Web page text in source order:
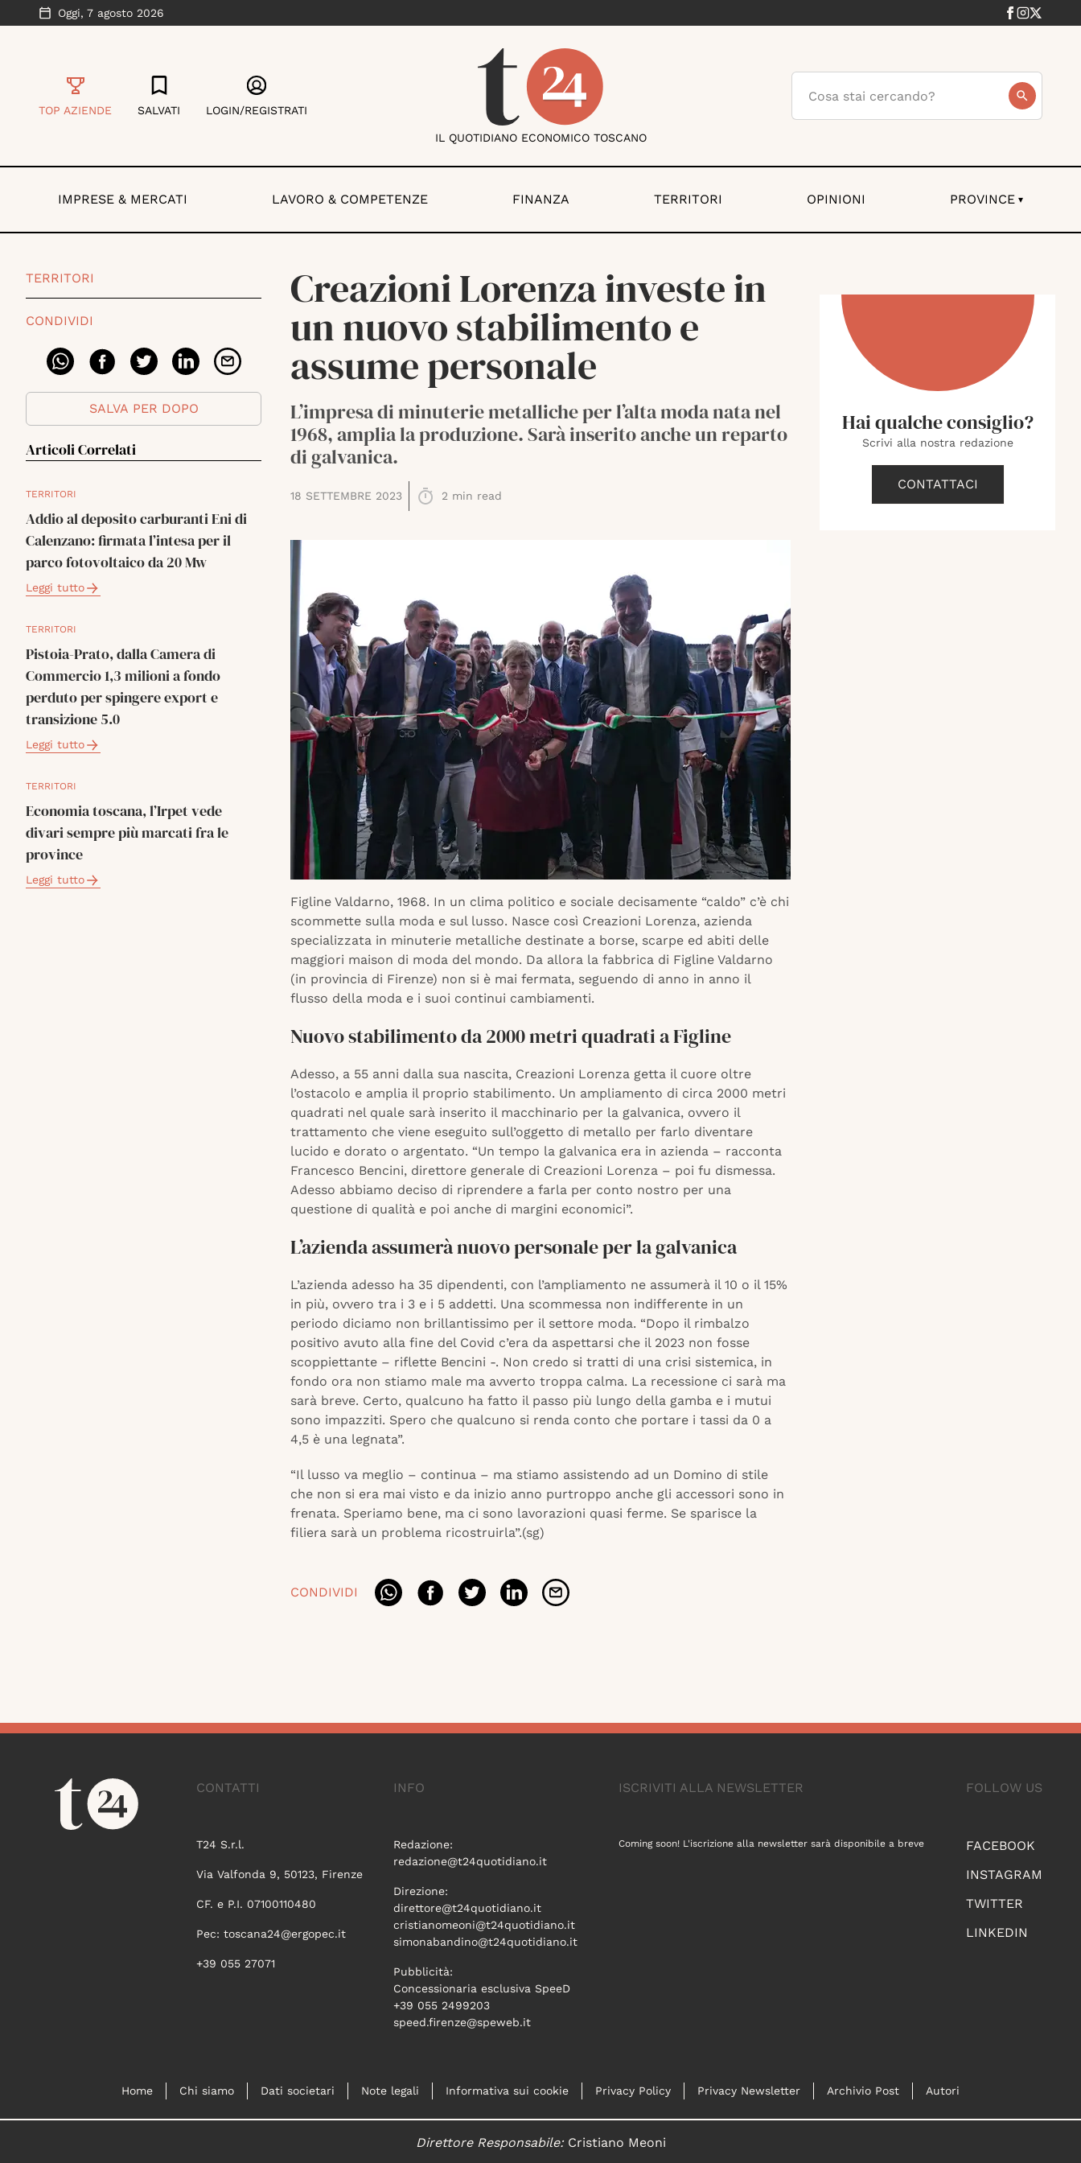
Oggi, 7 agosto 2026
TOP AZIENDE SALVATI LOGIN/REGISTRATI
IL QUOTIDIANO ECONOMICO TOSCANO
IMPRESE & MERCATI LAVORO & COMPETENZE FINANZA TERRITORI OPINIONI PROVINCE ▾
TERRITORI
CONDIVIDI
SALVA PER DOPO
Articoli Correlati
TERRITORI
Addio al deposito carburanti Eni di
Calenzano: firmata l’intesa per il
parco fotovoltaico da 20 Mw
Leggi tutto
TERRITORI
Pistoia-Prato, dalla Camera di
Commercio 1,3 milioni a fondo
perduto per spingere export e
transizione 5.0
Leggi tutto
TERRITORI
Economia toscana, l’Irpet vede
divari sempre più marcati fra le
province
Leggi tutto
Creazioni Lorenza investe in
un nuovo stabilimento e
assume personale
L’impresa di minuterie metalliche per l’alta moda nata nel
1968, amplia la produzione. Sarà inserito anche un reparto
di galvanica.
18 SETTEMBRE 2023 2 min read
Figline Valdarno, 1968. In un clima politico e sociale decisamente “caldo” c’è chi
scommette sulla moda e sul lusso. Nasce così Creazioni Lorenza, azienda
specializzata in minuterie metalliche destinate a borse, scarpe ed abiti delle
maggiori maison di moda del mondo. Da allora la fabbrica di Figline Valdarno
(in provincia di Firenze) non si è mai fermata, seguendo di anno in anno il
flusso della moda e i suoi continui cambiamenti.
Nuovo stabilimento da 2000 metri quadrati a Figline
Adesso, a 55 anni dalla sua nascita, Creazioni Lorenza getta il cuore oltre
l’ostacolo e amplia il proprio stabilimento. Un ampliamento di circa 2000 metri
quadrati nel quale sarà inserito il macchinario per la galvanica, ovvero il
trattamento che viene eseguito sull’oggetto di metallo per farlo diventare
lucido e dorato o argentato. “Un tempo la galvanica era in azienda – racconta
Francesco Bencini, direttore generale di Creazioni Lorenza – poi fu dismessa.
Adesso abbiamo deciso di riprendere a farla per conto nostro per una
questione di qualità e poi anche di margini economici”.
L’azienda assumerà nuovo personale per la galvanica
L’azienda adesso ha 35 dipendenti, con l’ampliamento ne assumerà il 10 o il 15%
in più, ovvero tra i 3 e i 5 addetti. Una scommessa non indifferente in un
periodo diciamo non brillantissimo per il settore moda. “Dopo il rimbalzo
positivo avuto alla fine del Covid c’era da aspettarsi che il 2023 non fosse
scoppiettante – riflette Bencini -. Non credo si tratti di una crisi sistemica, in
fondo ora non stiamo male ma avverto troppa calma. La recessione ci sarà ma
sarà breve. Certo, qualcuno ha fatto il passo più lungo della gamba e i mutui
sono impazziti. Spero che qualcuno si renda conto che portare i tassi da 0 a
4,5 è una legnata”.
“Il lusso va meglio – continua – ma stiamo assistendo ad un Domino di stile
che non si era mai visto e da inizio anno purtroppo anche gli accessori sono in
frenata. Speriamo bene, ma ci sono lavorazioni quasi ferme. Se sparisce la
filiera sarà un problema ricostruirla”.(sg)
CONDIVIDI
Hai qualche consiglio?
Scrivi alla nostra redazione
CONTATTACI
CONTATTI
T24 S.r.l.
Via Valfonda 9, 50123, Firenze
CF. e P.I. 07100110480
Pec: toscana24@ergopec.it
+39 055 27071
INFO
Redazione:
redazione@t24quotidiano.it
Direzione:
direttore@t24quotidiano.it
cristianomeoni@t24quotidiano.it
simonabandino@t24quotidiano.it
Pubblicità:
Concessionaria esclusiva SpeeD
+39 055 2499203
speed.firenze@speweb.it
FOLLOW US
FACEBOOK
INSTAGRAM
TWITTER
LINKEDIN
ISCRIVITI ALLA NEWSLETTER
Coming soon! L'iscrizione alla newsletter sarà disponibile a breve
Home Chi siamo Dati societari Note legali Informativa sui cookie Privacy Policy Privacy Newsletter Archivio Post Autori
Direttore Responsabile:Cristiano Meoni